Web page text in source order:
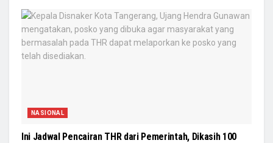
NASIONAL
Ini Jadwal Pencairan THR dari Pemerintah, Dikasih 100